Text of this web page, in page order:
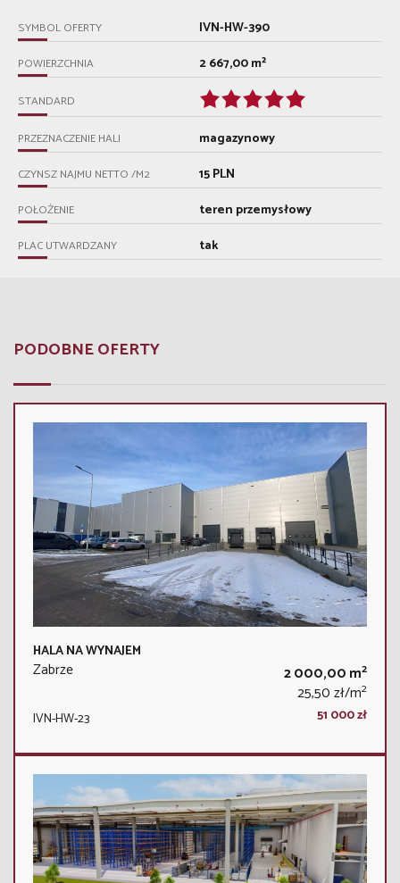
SYMBOL OFERTY IVN-HW-390
POWIERZCHNIA 2 667,00 m²
STANDARD
PRZEZNACZENIE HALI magazynowy
CZYNSZ NAJMU NETTO /M2 15 PLN
POŁOŻENIE teren przemysłowy
PLAC UTWARDZANY tak
PODOBNE OFERTY
HALA NA WYNAJEM
Zabrze 2 000,00 m2
25,50 zł/m2
IVN-HW-23 51 000 zł